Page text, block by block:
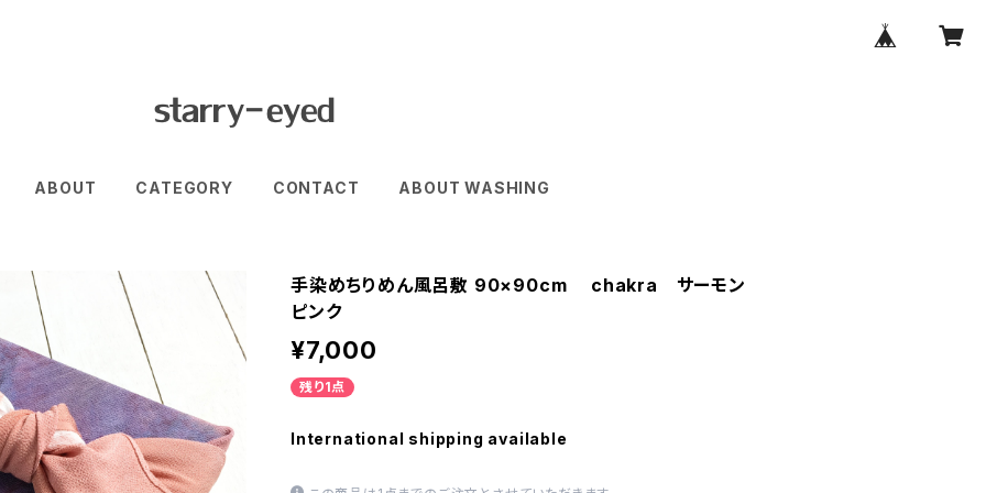
ABOUT CATEGORY CONTACT ABOUT WASHING
手染めちりめん風呂敷 90×90cm chakra サーモン
ピンク
¥7,000
残り1点
International shipping available